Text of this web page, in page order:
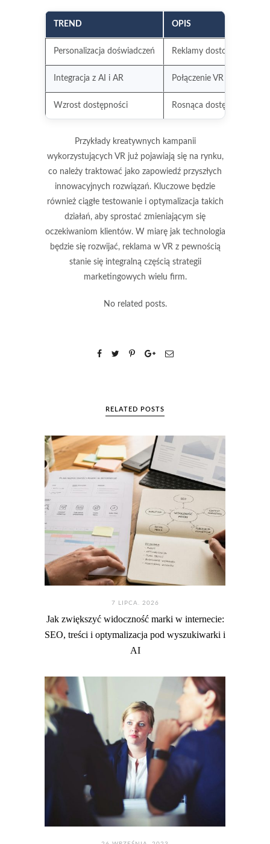
TREND OPIS
Personalizacja doświadczeń Reklamy dostosowane
Integracja z AI i AR Połączenie VR z innymi
Wzrost dostępności Rosnąca dostępność
Przykłady kreatywnych kampanii
wykorzystujących VR już pojawiają się na rynku,
co należy traktować jako zapowiedź przyszłych
innowacyjnych rozwiązań. Kluczowe będzie
również ciągłe testowanie i optymalizacja takich
działań, aby sprostać zmieniającym się
oczekiwaniom klientów. W miarę jak technologia
będzie się rozwijać, reklama w VR z pewnością
stanie się integralną częścią strategii
marketingowych wielu firm.
No related posts.
RELATED POSTS
7 LIPCA. 2026
Jak zwiększyć widoczność marki w internecie:
SEO, treści i optymalizacja pod wyszukiwarki i
AI